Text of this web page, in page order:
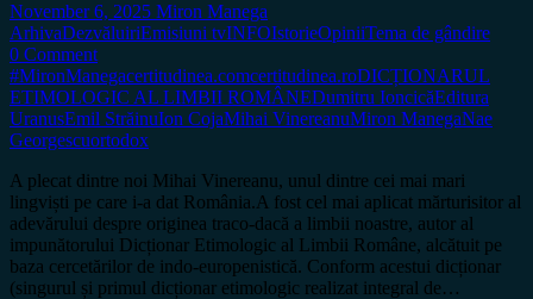
November 6, 2025 Miron Manega
ArhivaDezvăluiriEmisiuni tvINFOIstorieOpiniiTema de gândire
0 Comment
#MironManegacertitudinea.comcertitudinea.roDICȚIONARUL
ETIMOLOGIC AL LIMBII ROMÂNEDumitru IoncicăEditura
UranusEmil StrăinuIon CojaMihai VinereanuMiron ManegaNae
Georgescuortodox
A plecat dintre noi Mihai Vinereanu, unul dintre cei mai mari
lingviști pe care i-a dat România.A fost cel mai aplicat mărturisitor al
adevărului despre originea traco-dacă a limbii noastre, autor al
impunătorului Dicționar Etimologic al Limbii Române, alcătuit pe
baza cercetărilor de indo-europenistică. Conform acestui dicționar
(singurul și primul dicționar etimologic realizat integral de…